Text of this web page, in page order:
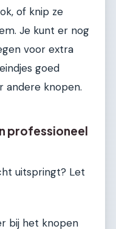
of knip ze
Je kunt er nog
voor extra
goed
andere knopen.
professioneel
uitspringt? Let
bij het knopen